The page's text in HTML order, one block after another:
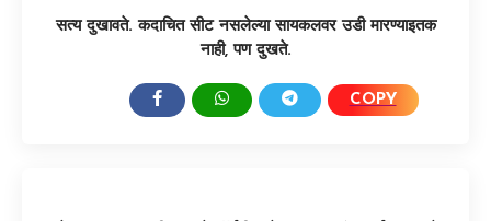
सत्य दुखावते. कदाचित सीट नसलेल्या सायकलवर उडी मारण्याइतक
नाही, पण दुखते.
COPY